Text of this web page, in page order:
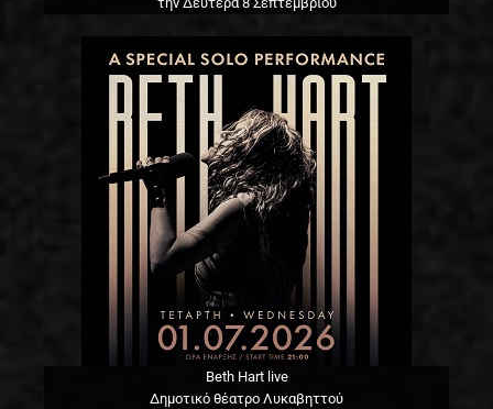
Beth Hart live
Δημοτικό θέατρο Λυκαβηττού